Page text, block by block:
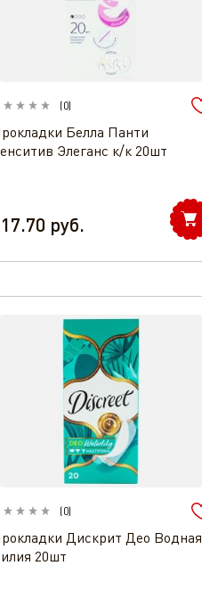
(0)
Белла Панти
Элеганс к/к 20шт
руб.
(0)
Дискрит Део Водная
20шт